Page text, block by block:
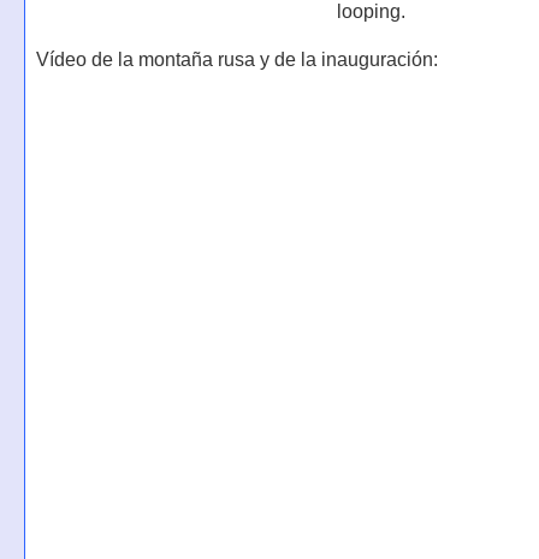
looping.
Vídeo de la montaña rusa y de la inauguración: